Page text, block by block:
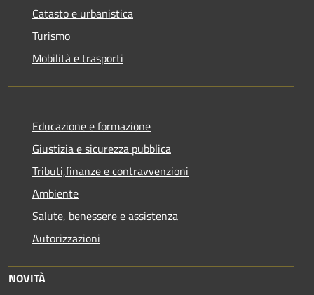
Catasto e urbanistica
Turismo
Mobilità e trasporti
Educazione e formazione
Giustizia e sicurezza pubblica
Tributi,finanze e contravvenzioni
Ambiente
Salute, benessere e assistenza
Autorizzazioni
NOVITÀ